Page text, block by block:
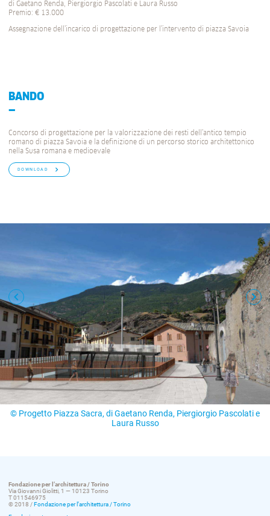
di Gaetano Renda, Piergiorgio Pascolati e Laura Russo
Premio: € 13.000
Assegnazione dell’incarico di progettazione per l’intervento di piazza Savoia
BANDO
Concorso di progettazione per la valorizzazione dei resti dell’antico tempio
romano di piazza Savoia e la definizione di un percorso storico architettonico
nella Susa romana e medioevale
DOWNLOAD
© Progetto Piazza Sacra, di Gaetano Renda, Piergiorgio Pascolati e
Laura Russo
Fondazione per l’architettura / Torino
Via Giovanni Giolitti, 1 — 10123 Torino
T 011546975
© 2018 /Fondazione per l’architettura / Torino